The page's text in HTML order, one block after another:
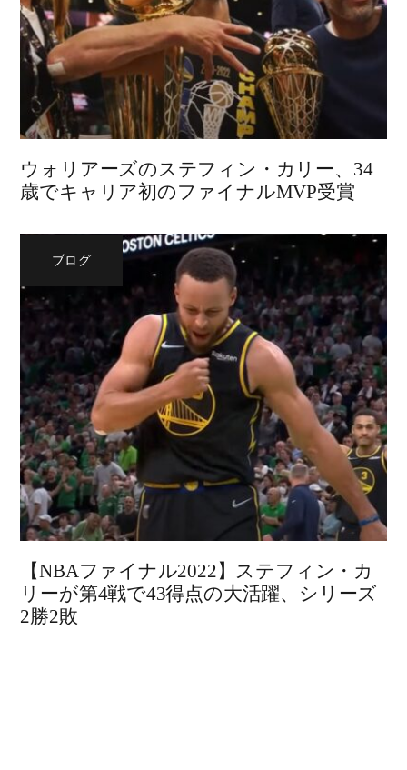
ウォリアーズのステフィン・カリー、34
歳でキャリア初のファイナルMVP受賞
ブログ
【NBAファイナル2022】ステフィン・カ
リーが第4戦で43得点の大活躍、シリーズ
2勝2敗